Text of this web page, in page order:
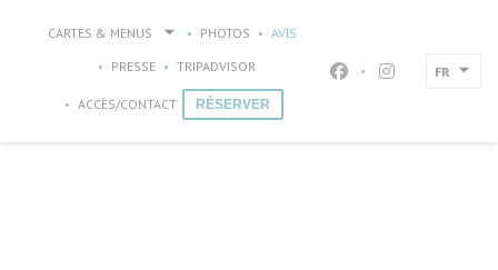
CARTES & MENUS PHOTOS
AVIS
PRESSE
TRIPADVISOR((OUVRE UNE NOUVELLE FENÊTRE))
ACCÈS/CONTACT RÉSERVER
Facebook ((ouvre
Instagram
FR